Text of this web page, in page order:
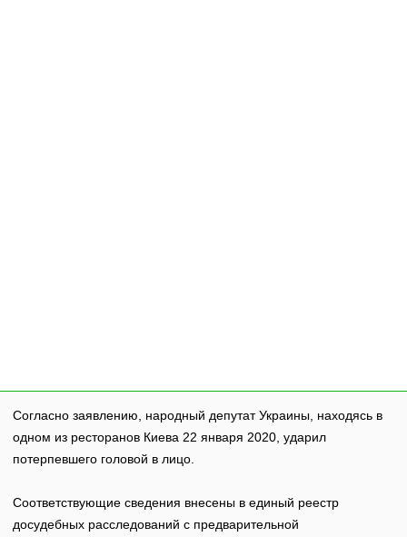
Согласно заявлению, народный депутат Украины, находясь в
одном из ресторанов Киева 22 января 2020, ударил
потерпевшего головой в лицо.
Соответствующие сведения внесены в единый реестр
досудебных расследований с предварительной